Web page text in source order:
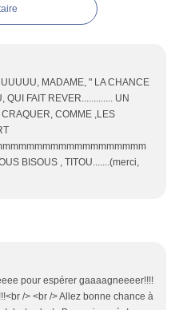
MADAME, " LA CHANCE
QUI FAIT REVER............. UN
COMME ,LES
BISOUS , TITOU.......(merci,
pour espérer gaaaagneeeer!!!!
/> <br /> Allez bonne chance à